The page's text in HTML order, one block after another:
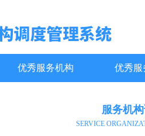
优秀服务机构 优秀服
服务机
SERVICE